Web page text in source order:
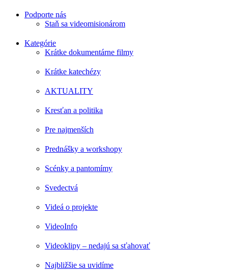
Podporte nás
Staň sa videomisionárom
Kategórie
Krátke dokumentárne filmy
Krátke katechézy
AKTUALITY
Kresťan a politika
Pre najmenších
Prednášky a workshopy
Scénky a pantomímy
Svedectvá
Videá o projekte
VideoInfo
Videoklipy – nedajú sa sťahovať
Najbližšie sa uvidíme